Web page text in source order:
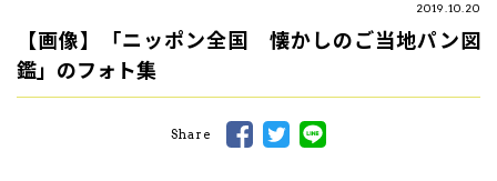
2019.10.20
【画像】「ニッポン全国 懐かしのご当地パン図
鑑」のフォト集
Share